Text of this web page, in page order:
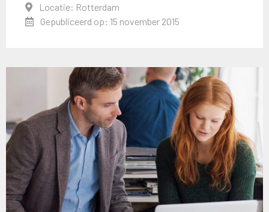
Locatie: Rotterdam
Gepubliceerd op: 15 november 2015